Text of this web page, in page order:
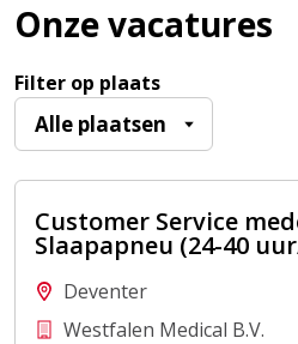
Onze vacatures
Filter op plaats
Customer Service
Slaapapneu (24-40
Deventer
Westfalen Medical B.V.